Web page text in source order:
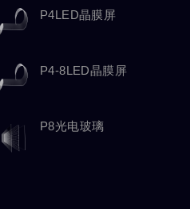
P4LED晶膜屏
P4-8LED晶膜屏
P8光电玻璃